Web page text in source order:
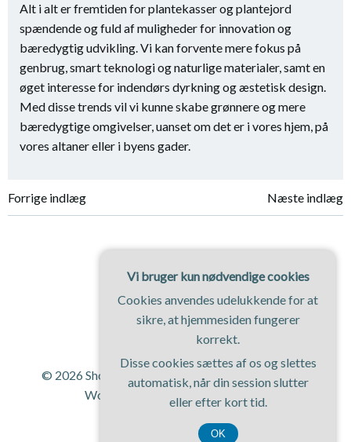
Alt i alt er fremtiden for plantekasser og plantejord
spændende og fuld af muligheder for innovation og
bæredygtig udvikling. Vi kan forvente mere fokus på
genbrug, smart teknologi og naturlige materialer, samt en
øget interesse for indendørs dyrkning og æstetisk design.
Med disse trends vil vi kunne skabe grønnere og mere
bæredygtige omgivelser, uanset om det er i vores hjem, på
vores altaner eller i byens gader.
Indlægsnavigation
Forrige indlæg Næste indlæg
© 2026 Shopping Magasinet. Bygget ved at bruge
WordPress og
ColibriWP Theme .
Vi bruger kun nødvendige cookies
Cookies anvendes udelukkende for at
sikre, at hjemmesiden fungerer
korrekt.
Disse cookies sættes af os og slettes
automatisk, når din session slutter
eller efter kort tid.
OK